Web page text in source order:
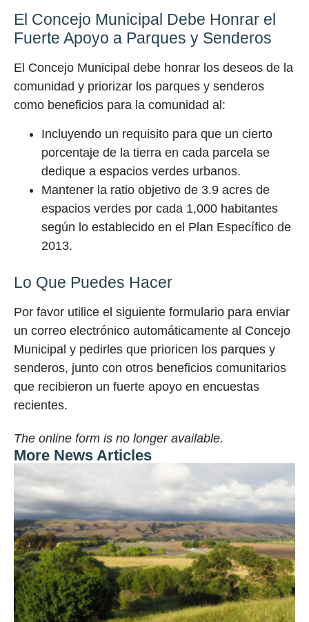
El Concejo Municipal Debe Honrar el
Fuerte Apoyo a Parques y Senderos
El Concejo Municipal debe honrar los deseos de la
comunidad y priorizar los parques y senderos
como beneficios para la comunidad al:
Incluyendo un requisito para que un cierto
porcentaje de la tierra en cada parcela se
dedique a espacios verdes urbanos.
Mantener la ratio objetivo de 3.9 acres de
espacios verdes por cada 1,000 habitantes
según lo establecido en el Plan Específico de
2013.
Lo Que Puedes Hacer
Por favor utilice el siguiente formulario para enviar
un correo electrónico automáticamente al Concejo
Municipal y pedirles que prioricen los parques y
senderos, junto con otros beneficios comunitarios
que recibieron un fuerte apoyo en encuestas
recientes.
The online form is no longer available.
More News Articles